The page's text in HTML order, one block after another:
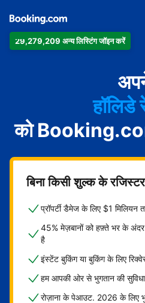
29,279,209 अन्य लिस्टिंग जॉइन करें
हॉलिडे
गेस्ट
बेड एंड
को
बिना किसी शुल्क के
प्रॉपर्टी डैमेज के लिए $1 मिलियन
45% मेज़बानों को हफ़्ते भर के अंदर
है
इंस्टेंट बुकिंग या बुकिंग के लिए
हम आपकी ओर से भुगतान की
रोज़ाना के पेआउट. 2026 के लिए